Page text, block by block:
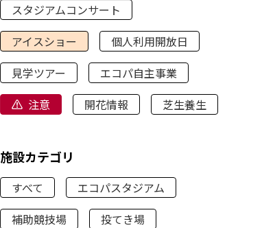
スタジアムコンサート
アイスショー
個人利用開放日
見学ツアー
エコパ自主事業
注意
開花情報 芝生養生
施設カテゴリ
すべて
エコパスタジアム
補助競技場
投てき場